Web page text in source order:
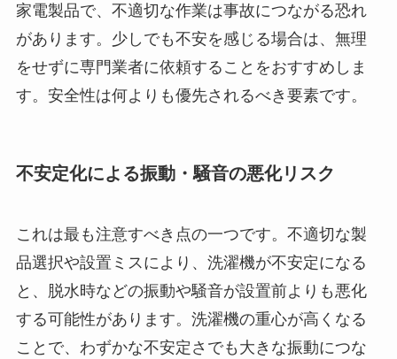
家電製品で、不適切な作業は事故につながる恐れ
があります。少しでも不安を感じる場合は、無理
をせずに専門業者に依頼することをおすすめしま
す。安全性は何よりも優先されるべき要素です。
不安定化による振動・騒音の悪化リスク
これは最も注意すべき点の一つです。不適切な製
品選択や設置ミスにより、洗濯機が不安定になる
と、脱水時などの振動や騒音が設置前よりも悪化
する可能性があります。洗濯機の重心が高くなる
ことで、わずかな不安定さでも大きな振動につな